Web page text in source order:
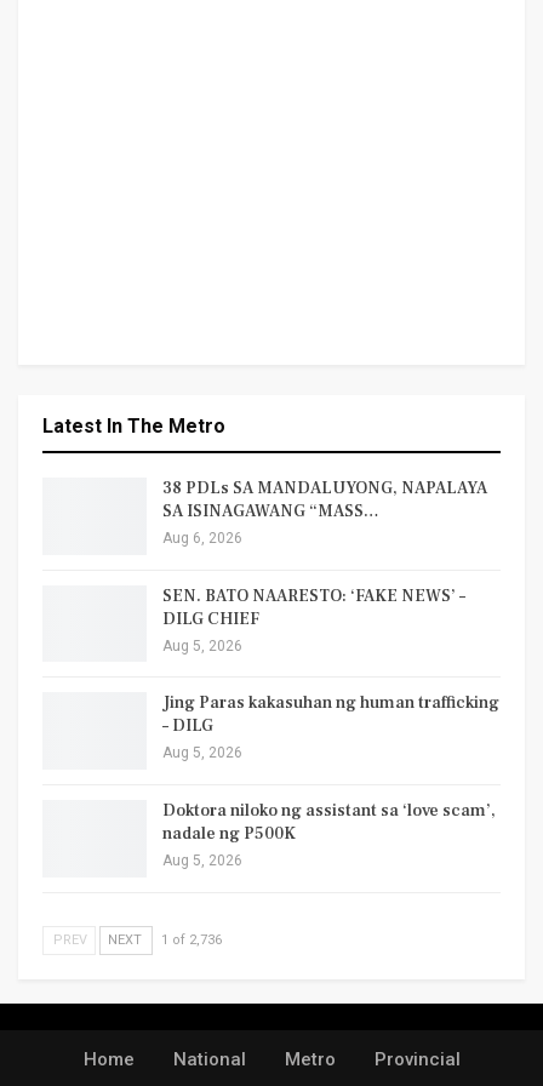
Latest In The Metro
38 PDLs SA MANDALUYONG, NAPALAYA
SA ISINAGAWANG “MASS…
Aug 6, 2026
SEN. BATO NAARESTO: ‘FAKE NEWS’ –
DILG CHIEF
Aug 5, 2026
Jing Paras kakasuhan ng human trafficking
– DILG
Aug 5, 2026
Doktora niloko ng assistant sa ‘love scam’,
nadale ng P500K
Aug 5, 2026
PREV NEXT 1 of 2,736
Home National Metro Provincial